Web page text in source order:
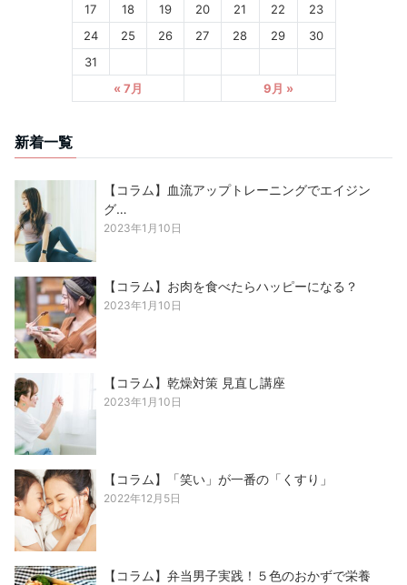
17
18 19 20 21 22
23
24
25 26 27 28 29
30
31
« 7月
9月 »
新着一覧
【コラム】血流アップトレーニングでエイジン
グ…
2023年1月10日
【コラム】お肉を食べたらハッピーになる？
2023年1月10日
【コラム】乾燥対策 見直し講座
2023年1月10日
【コラム】「笑い」が一番の「くすり」
2022年12月5日
【コラム】弁当男子実践！５色のおかずで栄養